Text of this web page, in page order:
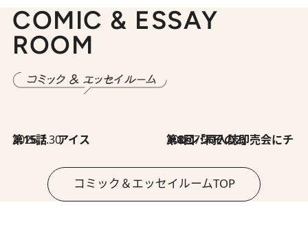
COMIC & ESSAY
ROOM
2026.7.30
第15話 アイス 2026.7.30
第8回「同人誌即売会にチャレンジ その2」
コミック＆エッセイルームTOP